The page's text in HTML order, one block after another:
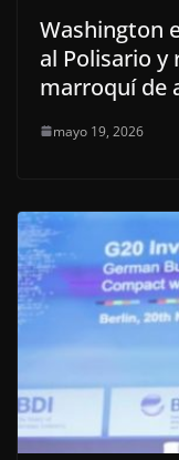
Washington
al Polisario y
marroquí de
mayo 19, 2026